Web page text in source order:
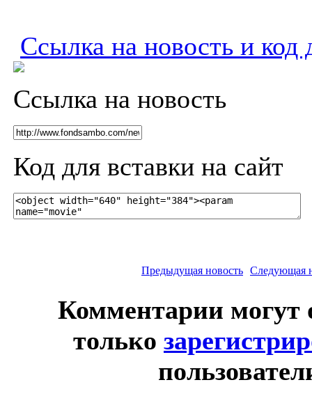
Ссылка на новость и код
Ссылка на новость
Код для вставки на сайт
Предыдущая новость Следующая
Комментарии могут
только